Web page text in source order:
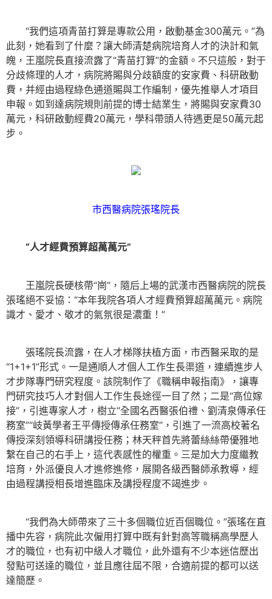
“我們這項青苗打算是專款公用，啟動基金300萬元。”為
此刻，她看到了什麼？讓大師清楚病院培育人才的決計和氣
魄，王嵐院長直接流露了“青苗打算”的金額。不只這般，對于
分歧條理的人才，病院將賜與分歧額度的安家費、科研啟動
費，并經由過程綠色通道賜與工作編制，優先推舉人才項目
申報。如到達病院規則前提的博士結業生，將賜與安家費30
萬元，科研啟動經費20萬元，學科帶頭人待遇更是50萬元起
步。
市西醫病院張瑤院長
“人才經費預算超萬萬元”
王嵐院長硬核帶“崗”，隨后上場的武漢市西醫病院的院長
張瑤絕不妥協：“本年我院各項人才經費預算超萬萬元。病院
識才、愛才、敬才的氣氛很是濃重！”
張瑤院長流露，在人才梯隊扶植方面，市西醫采取的是
“1+1+1”形式。一是通順人才個人工作生長渠道，連續進步人
才步隊專門研究程度。該院制作了《職稱申報指南》，讓專
門研究技巧人才對個人工作生長途徑一目了然；二是“高位嫁
接”，引進專家人才，樹立“全國名西醫張伯禮、劉清泉傳承任
務室”“岐黃學者王平傳授傳承任務室”，引進了一流高校著名
傳授深刻領導科研講授任務；林天秤首先將蕾絲絲帶優雅地
繫在自己的右手上，這代表感性的權重。三是加大力度繼教
培育，外派優良人才進修進修，展開各級西醫師承教導，經
由過程講授相長增進臨床及講授程度不竭進步。
“我們為大師帶來了三十多個職位近百個職位。”張瑤在直
播中先容，病院此次僱用打算中既有針對高等職稱高學歷人
才的職位，也有初中級人才職位，此外還有不少本迷信歷出
發點可送達的職位，並且應往屆不限，合適前提的都可以送
達簡歷。